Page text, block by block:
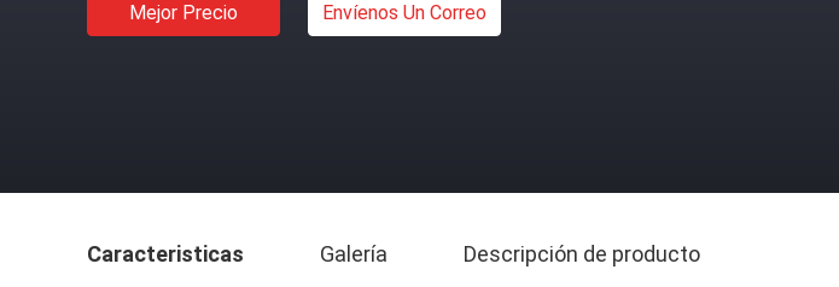
Mejor Precio Envíenos Un Correo
Caracteristicas Galería Descripción de producto